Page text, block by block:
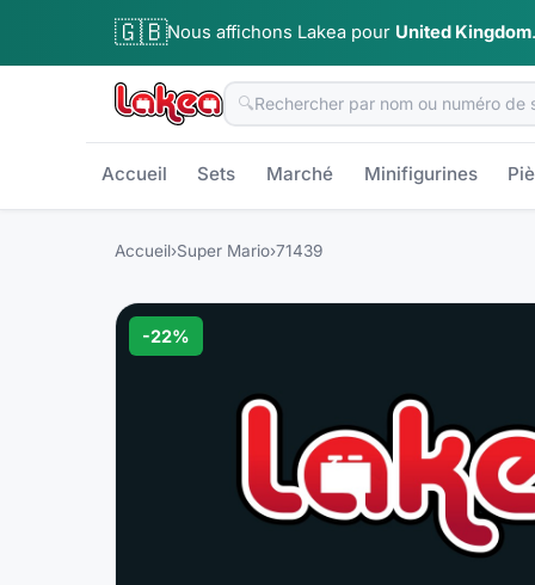
🇬🇧Nous affichons Lakea pour United Kingdom
🔍
Accueil Sets Marché Minifigurines
Accueil›Super Mario›71439
-22%